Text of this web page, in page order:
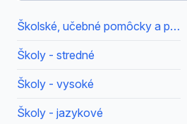
Školské, učebné pomôcky a potreby, školy
Školy - stredné
Školy - vysoké
Školy - jazykové